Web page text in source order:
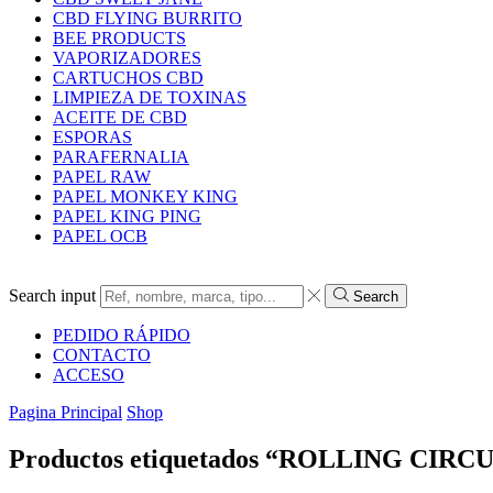
CBD FLYING BURRITO
BEE PRODUCTS
VAPORIZADORES
CARTUCHOS CBD
LIMPIEZA DE TOXINAS
ACEITE DE CBD
ESPORAS
PARAFERNALIA
PAPEL RAW
PAPEL MONKEY KING
PAPEL KING PING
PAPEL OCB
Search input Search
PEDIDO RÁPIDO
CONTACTO
ACCESO
Pagina Principal Shop
Productos etiquetados “ROLLING